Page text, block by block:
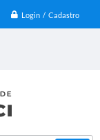
Login / Cadastro